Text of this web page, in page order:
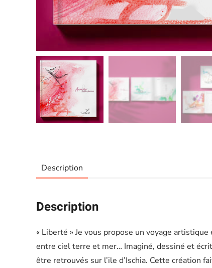
Description
Description
« Liberté » Je vous propose un voyage
entre ciel terre et mer… Imaginé, dessiné et
être retrouvés sur l’ile d’Ischia. Cette création